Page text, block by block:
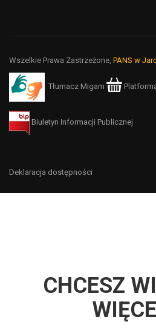
Wszelkie Prawa Zastrzeżone, PANS w
Tłumacz Migam
Biuletyn Informacji Publicznej
Deklaracja dostępności
CHCESZ